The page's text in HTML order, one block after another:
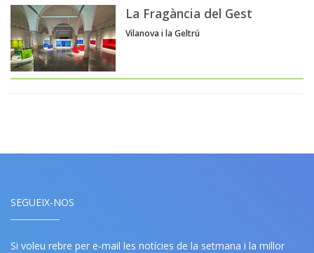
La Fragància del Gest
Vilanova i la Geltrú
SEGUEIX-NOS
Si voleu rebre per e-mail les notícies de la setmana i la millor